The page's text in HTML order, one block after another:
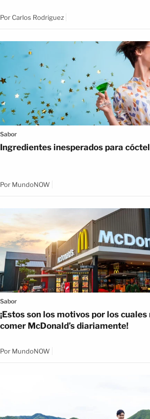
Por Carlos Rodriguez
Sabor
Ingredientes inesperados para
Por MundoNOW
Sabor
¡Estos son los motivos por los
comer McDonald’s diariamente!
Por MundoNOW